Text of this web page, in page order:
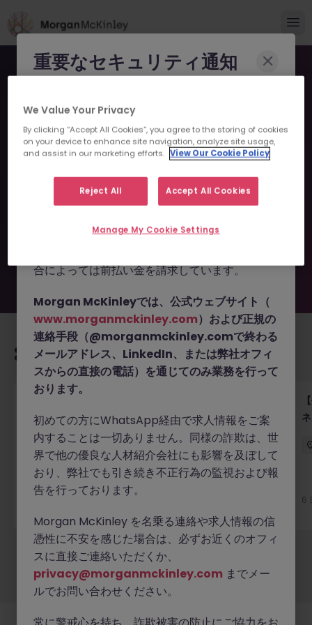
申し訳ございません。こちら
の求人の掲載は終了しまし
た。
あなたにおすすめの求人
クター）｜大手企業向けグローバルアカウント
日本 有期雇用 3,000万円以上
新着
6
もっと見る
採用企業様新着求人最新トピックス当社について 法務クッキーの設定
重要なセキュリティ通知
になりすまし、求職者を詐欺に巻き込もうとする
事例が報告されています。
偽のウェブサイトやドメイ
（例： morganmckinleyjob.com、
morganmckinleyhire.com
）を使用し、虚偽の
で、WhatsApp などのメッセージアプリを通じ
合によっては前払い金を請求しています。
Morgan McKinleyでは、公式ウェブサイト（
www.morganmckinley.com）および正規の
連絡手段（@morganmckinley.comで終わる
メールアドレス、LinkedIn、または弊社オフィ
スからの直接の電話）を通じてのみ業務を行って
おります。
初めての方にWhatsApp経由で求人情報をご案
内することは一切ありません。同様の詐欺は、世
界で他の優良な人材紹介会社にも影響を及ぼして
おり、弊社でも引き続き不正行為の監視および報
告を行っております。
Morgan McKinley を名乗る連絡や求人情報の信
憑性に不安を感じた場合は、必ずお近くのオフィ
スに直接ご連絡いただくか、
privacy@morganmckinley.com までメー
ルでお問い合わせください。
We Value Your Privacy
By clicking “Accept All Cookies”, you agree to the storing of cookies
on your device to enhance site navigation, analyze site usage,
and assist in our marketing efforts. View Our Cookie Policy
Reject All Accept All Cookies
Manage My Cookie Settings